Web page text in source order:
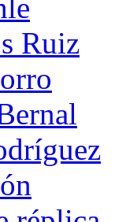
Ruiz